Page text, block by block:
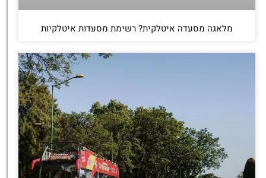
מלאגה מסעדה איטלקית? רשימת מסעדות איטלקיות